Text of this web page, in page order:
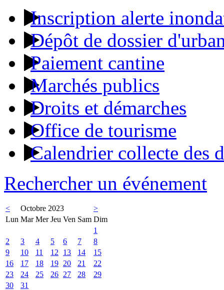
Inscription alerte
Dépôt de dossier
Paiement cantine
Marchés publics
Droits et démarches
Office de tourisme
Calendrier collecte des
Rechercher un événement
< Octobre 2023
>
Lun Mar Mer Jeu Ven Sam Dim
1
2
3 4 5 6 7
8
9
10 11 12 13 14
15
16
17 18 19 20 21
22
23
24 25 26 27 28
29
30
31